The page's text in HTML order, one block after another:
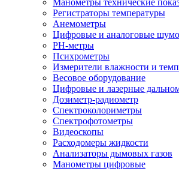
Манометры технические
Регистраторы температуры
Анемометры
Цифровые и аналоговые
PH-метры
Психрометры
Измерители влажности и
Весовое оборудование
Цифровые и лазерные
Дозиметр-радиометр
Спектроколориметры
Спектрофотометры
Видеоскопы
Расходомеры жидкости
Анализаторы дымовых газов
Манометры цифровые